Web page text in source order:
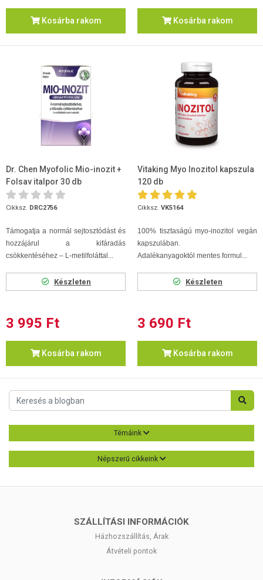
Kosárba rakom Kosárba rakom
Dr. Chen Myofolic Mio-inozit +
Folsav italpor 30 db
Cikksz. DRC2756
Támogatja a normál sejtosztódást és
hozzájárul a kifáradás
csökkentéséhez – L-metilfoláttal...
Készleten
3 995 Ft
Kosárba rakom
Vitaking Myo Inozitol kapszula
120 db
Cikksz. VK5164
100% tisztaságú myo-inozitol vegán
kapszulában.
Adalékanyagoktól mentes formul...
Készleten
3 690 Ft
Kosárba rakom
Témáink
Népszerű cikkeink
SZÁLLÍTÁSI INFORMÁCIÓK
Házhozszállítás, Árak
Átvételi pontok